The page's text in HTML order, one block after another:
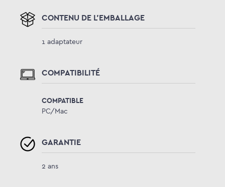
CONTENU DE L'EMBALLAGE
1 adaptateur
COMPATIBILITÉ
COMPATIBLE
PC/Mac
GARANTIE
2 ans